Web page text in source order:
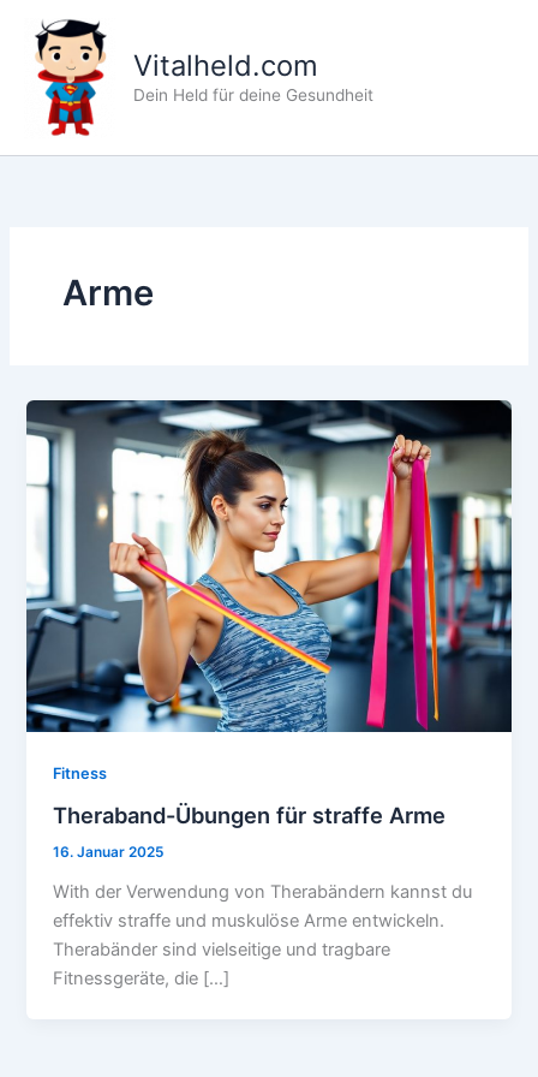
Inhalt
springen
Vitalheld.com
Dein Held für deine Gesundheit
Arme
Fitness
Theraband-Übungen für straffe Arme
16. Januar 2025
With der Verwendung von Therabändern kannst du
effektiv straffe und muskulöse Arme entwickeln.
Therabänder sind vielseitige und tragbare
Fitnessgeräte, die […]